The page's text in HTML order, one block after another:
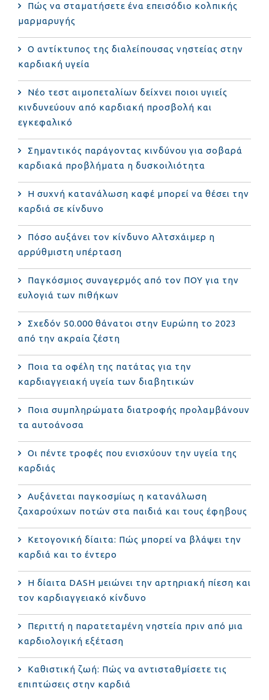
Πώς να σταματήσετε ένα επεισόδιο κολπικής
μαρμαρυγής
Ο αντίκτυπος της διαλείπουσας νηστείας στην
καρδιακή υγεία
Νέο τεστ αιμοπεταλίων δείχνει ποιοι υγιείς
κινδυνεύουν από καρδιακή προσβολή και
εγκεφαλικό
Σημαντικός παράγοντας κινδύνου για σοβαρά
καρδιακά προβλήματα η δυσκοιλιότητα
Η συχνή κατανάλωση καφέ μπορεί να θέσει την
καρδιά σε κίνδυνο
Πόσο αυξάνει τον κίνδυνο Αλτσχάιμερ η
αρρύθμιστη υπέρταση
Παγκόσμιος συναγερμός από τον ΠΟΥ για την
ευλογιά των πιθήκων
Σχεδόν 50.000 θάνατοι στην Ευρώπη το 2023
από την ακραία ζέστη
Ποια τα οφέλη της πατάτας για την
καρδιαγγειακή υγεία των διαβητικών
Ποια συμπληρώματα διατροφής προλαμβάνουν
τα αυτοάνοσα
Οι πέντε τροφές που ενισχύουν την υγεία της
καρδιάς
Αυξάνεται παγκοσμίως η κατανάλωση
ζαχαρούχων ποτών στα παιδιά και τους έφηβους
Κετογονική δίαιτα: Πώς μπορεί να βλάψει την
καρδιά και το έντερο
Η δίαιτα DASH μειώνει την αρτηριακή πίεση και
τον καρδιαγγειακό κίνδυνο
Περιττή η παρατεταμένη νηστεία πριν από μια
καρδιολογική εξέταση
Καθιστική ζωή: Πώς να αντισταθμίσετε τις
επιπτώσεις στην καρδιά